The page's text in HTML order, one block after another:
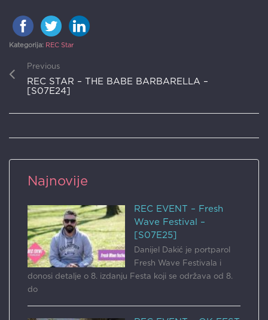
Kategorija: REC Star
Previous
REC STAR – THE BABE BARBARELLA –
[S07E24]
Najnovije
REC EVENT – Fresh
Wave Festival –
[S07E25]
Danijel Dakić je portparol
Fresh Wave Festivala i
donosi detalje o 8. izdanju Festa koji se održava od 8.
do